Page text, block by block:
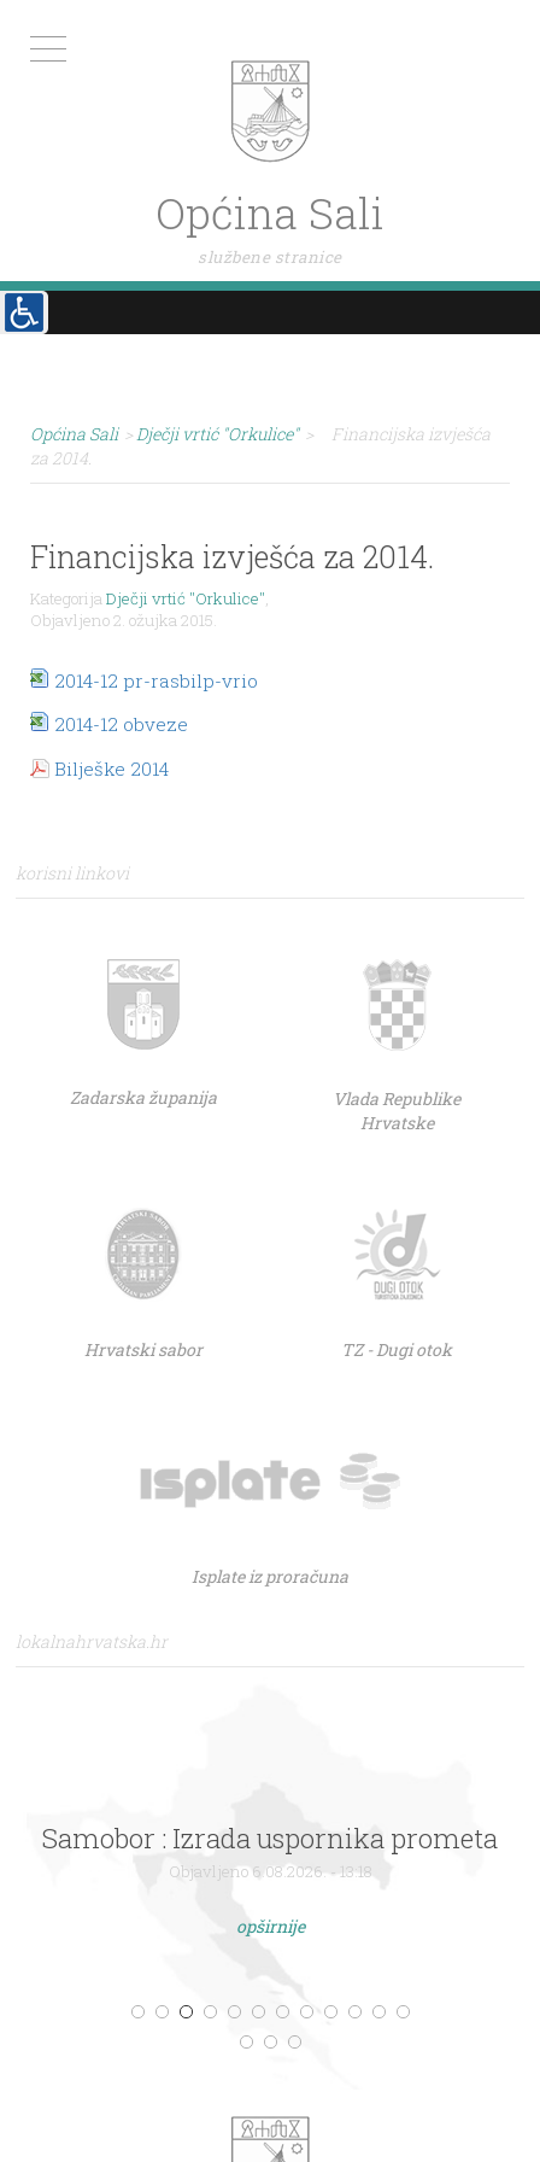
Općina Sali
službene stranice
Općina Sali > Dječji vrtić "Orkulice" >
Financijska izvješća
za 2014.
Financijska izvješća za 2014.
KategorijaDječji vrtić "Orkulice",
Objavljeno 2. ožujka 2015.
2014-12 pr-rasbilp-vrio
2014-12 obveze
Bilješke 2014
korisni linkovi
Zadarska županija
Vlada Republike
Hrvatske
Hrvatski sabor TZ - Dugi otok
Isplate iz proračuna
lokalnahrvatska.hr
Samobor : Izrada uspornika prometa
Objavljeno 6.08.2026. - 13:18
opširnije